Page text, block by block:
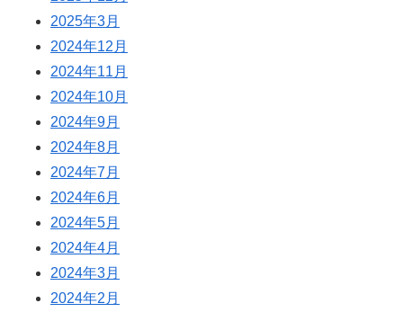
2025年3月
2024年12月
2024年11月
2024年10月
2024年9月
2024年8月
2024年7月
2024年6月
2024年5月
2024年4月
2024年3月
2024年2月